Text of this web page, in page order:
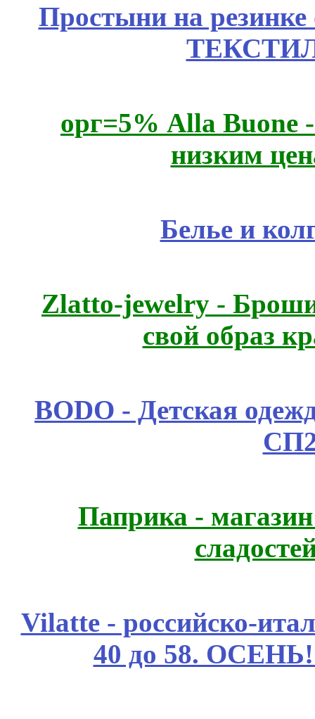
Простыни на
орг=5% Alla Buone
низким
Белье и
Zlatto-jewelry -
свой образ
BODO - Детская
Паприка -
Vilatte - российско-
40 до 58.